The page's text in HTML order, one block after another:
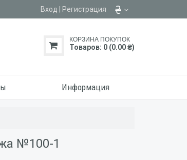
Вход Регистрация
КОРЗИНА ПОКУПОК
Товаров: 0 (0.00 ₴)
Информация
№100-1